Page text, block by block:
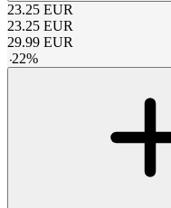
23.25 EUR
23.25 EUR
29.99 EUR
-22%